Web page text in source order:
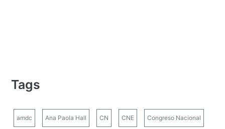
Tags
amdc Ana Paola Hall CN CNE Congreso Nacional